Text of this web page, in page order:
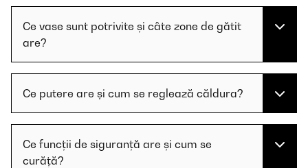
Ce vase sunt potrivite și câte zone de gătit
are?
Ce putere are și cum se reglează căldura?
Ce funcții de siguranță are și cum se
curăță?